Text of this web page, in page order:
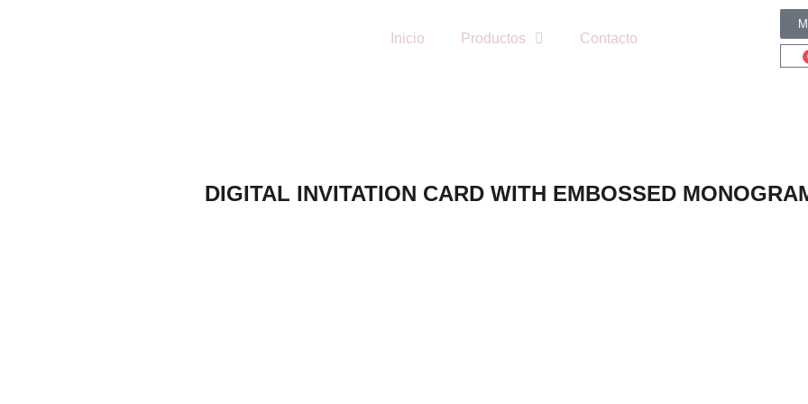
Inicio Productos Contacto
DIGITAL INVITATION CARD WITH EMBOSSED